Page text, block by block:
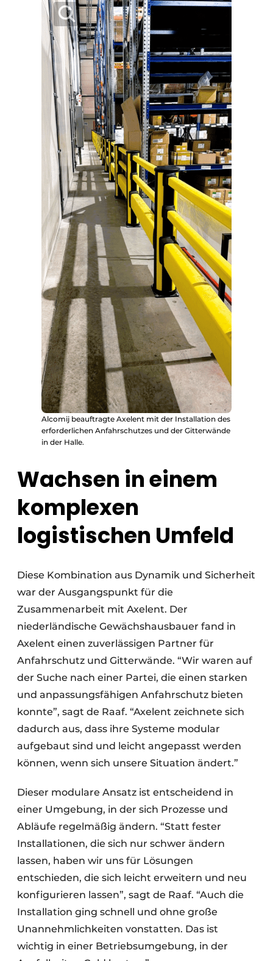
Alcomij beauftragte Axelent mit der Installation des
erforderlichen Anfahrschutzes und der Gitterwände
in der Halle.
Wachsen in einem
komplexen
logistischen Umfeld
Diese Kombination aus Dynamik und Sicherheit
war der Ausgangspunkt für die
Zusammenarbeit mit Axelent. Der
niederländische Gewächshausbauer fand in
Axelent einen zuverlässigen Partner für
Anfahrschutz und Gitterwände. “Wir waren auf
der Suche nach einer Partei, die einen starken
und anpassungsfähigen Anfahrschutz bieten
konnte”, sagt de Raaf. “Axelent zeichnete sich
dadurch aus, dass ihre Systeme modular
aufgebaut sind und leicht angepasst werden
können, wenn sich unsere Situation ändert.”
Dieser modulare Ansatz ist entscheidend in
einer Umgebung, in der sich Prozesse und
Abläufe regelmäßig ändern. “Statt fester
Installationen, die sich nur schwer ändern
lassen, haben wir uns für Lösungen
entschieden, die sich leicht erweitern und neu
konfigurieren lassen”, sagt de Raaf. “Auch die
Installation ging schnell und ohne große
Unannehmlichkeiten vonstatten. Das ist
wichtig in einer Betriebsumgebung, in der